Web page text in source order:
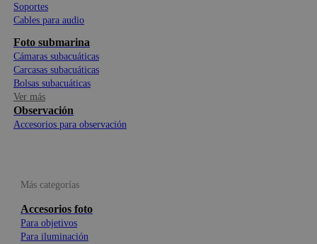
Soportes
Cables para audio
Foto submarina
Cámaras subacuáticas
Carcasas subacuáticas
Bolsas subacuáticas
Ver más
Observación
Accesorios para observación
Más categorías
Accesorios foto
Para objetivos
Para iluminación